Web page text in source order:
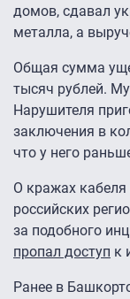
домов, сдавал
металла, а
Общая сумма
тысяч рублей.
Нарушителя
заключения в
что у него
О кражах кабеля
российских
за подобного
пропал доступ к
Ранее в